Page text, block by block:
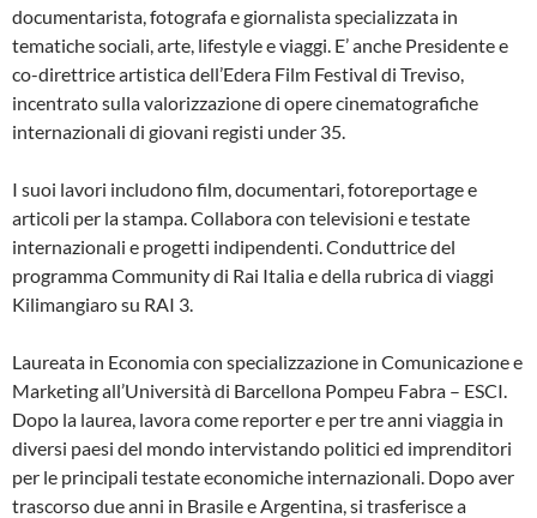
documentarista, fotografa e giornalista specializzata in
tematiche sociali, arte, lifestyle e viaggi. E’ anche Presidente e
co-direttrice artistica dell’Edera Film Festival di Treviso,
incentrato sulla valorizzazione di opere cinematografiche
internazionali di giovani registi under 35.
I suoi lavori includono film, documentari, fotoreportage e
articoli per la stampa. Collabora con televisioni e testate
internazionali e progetti indipendenti. Conduttrice del
programma Community di Rai Italia e della rubrica di viaggi
Kilimangiaro su RAI 3.
Laureata in Economia con specializzazione in Comunicazione e
Marketing all’Università di Barcellona Pompeu Fabra – ESCI.
Dopo la laurea, lavora come reporter e per tre anni viaggia in
diversi paesi del mondo intervistando politici ed imprenditori
per le principali testate economiche internazionali. Dopo aver
trascorso due anni in Brasile e Argentina, si trasferisce a